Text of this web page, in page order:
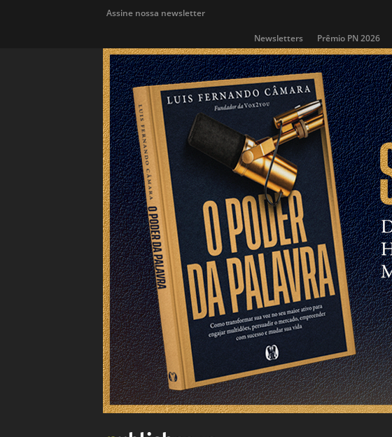
Assine nossa newsletter
Newsletters Prêmio PN 2026